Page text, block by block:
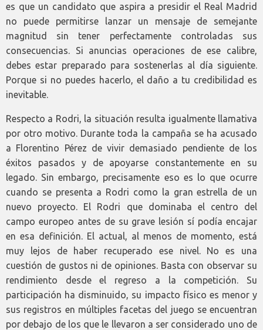
es que un candidato que aspira a presidir el Real Madrid
no puede permitirse lanzar un mensaje de semejante
magnitud sin tener perfectamente controladas sus
consecuencias. Si anuncias operaciones de ese calibre,
debes estar preparado para sostenerlas al día siguiente.
Porque si no puedes hacerlo, el daño a tu credibilidad es
inevitable.
Respecto a Rodri, la situación resulta igualmente llamativa
por otro motivo. Durante toda la campaña se ha acusado
a Florentino Pérez de vivir demasiado pendiente de los
éxitos pasados y de apoyarse constantemente en su
legado. Sin embargo, precisamente eso es lo que ocurre
cuando se presenta a Rodri como la gran estrella de un
nuevo proyecto. El Rodri que dominaba el centro del
campo europeo antes de su grave lesión sí podía encajar
en esa definición. El actual, al menos de momento, está
muy lejos de haber recuperado ese nivel. No es una
cuestión de gustos ni de opiniones. Basta con observar su
rendimiento desde el regreso a la competición. Su
participación ha disminuido, su impacto físico es menor y
sus registros en múltiples facetas del juego se encuentran
por debajo de los que le llevaron a ser considerado uno de